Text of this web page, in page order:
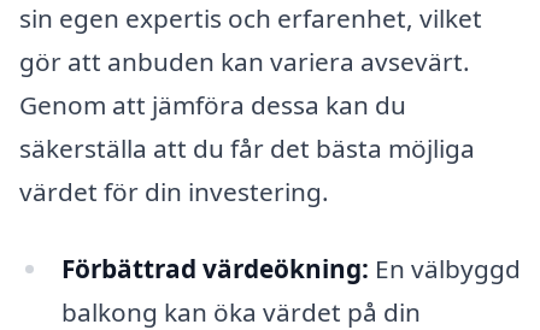
sin egen expertis och erfarenhet, vilket
gör att anbuden kan variera avsevärt.
Genom att jämföra dessa kan du
säkerställa att du får det bästa möjliga
värdet för din investering.
Förbättrad värdeökning: En välbyggd
balkong kan öka värdet på din